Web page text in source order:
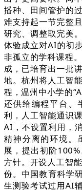
播种、田间管护的
难支持起一节完整
研究、调整取完美
体验成立对AI的初
非孤立的学科课程
成，已培育出一批
地。杭州将人工智
程，温州中小学的
还供给编程平台、
利，人工智能通识
AI，不设置利用，
精神分离的环境。
展，提出初阶
方针。开设人工智
份。中国教育科学
生测验考试过用AI